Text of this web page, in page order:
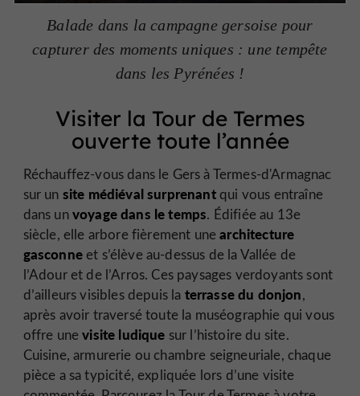
Balade dans la campagne gersoise pour
capturer des moments uniques : une tempête
dans les Pyrénées !
Visiter la Tour de Termes
ouverte toute l’année
Réchauffez-vous dans le Gers à Termes-d'Armagnac
sur un site médiéval surprenantqui vous entraîne
dans unvoyage dans le temps. Édifiée au 13e
siècle, elle arbore fièrement unearchitecture
gasconneet s’élève au-dessus de la Vallée de
l’Adour et de l’Arros. Ces paysages verdoyants sont
d’ailleurs visibles depuis la terrasse du donjon,
après avoir traversé toute la muséographie qui vous
offre unevisite ludique sur l’histoire du site.
Cuisine, armurerie ou chambre seigneuriale, chaque
pièce a sa typicité, expliquée lors d’une visite